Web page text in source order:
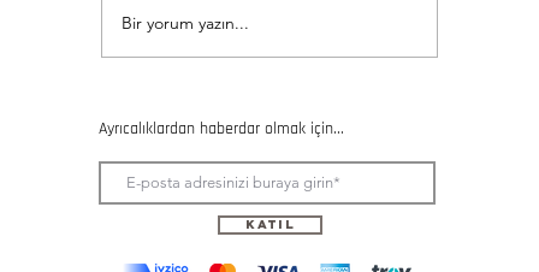
Önce Bilmeniz Gereken 5
Şey
Bir yorum yazın...
Ayrıcalıklardan haberdar olmak için...
Katıl